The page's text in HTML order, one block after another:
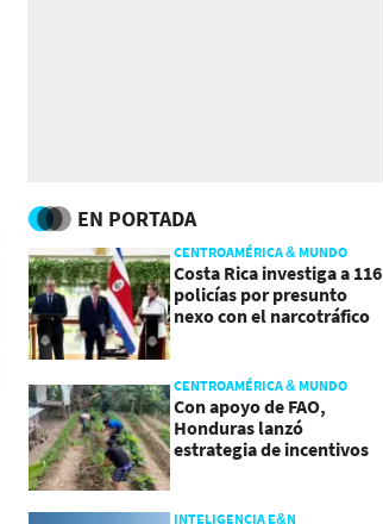
EN PORTADA
CENTROAMÉRICA & MUNDO
Costa Rica investiga a 116
policías por presunto
nexo con el narcotráfico
CENTROAMÉRICA & MUNDO
Con apoyo de FAO,
Honduras lanzó
estrategia de incentivos
INTELIGENCIA E&N